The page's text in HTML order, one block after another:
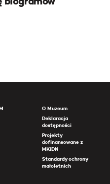
O Muzeum
Deklaracja
dostępności
Projekty
dofinansowane z
MKiDN
Standardy ochrony
małoletnich